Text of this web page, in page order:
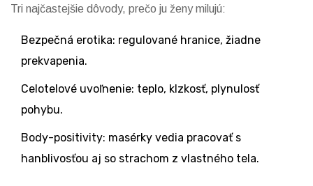
Tri najčastejšie dôvody, prečo ju ženy milujú:
Bezpečná erotika: regulované hranice, žiadne
prekvapenia.
Celotelové uvoľnenie: teplo, klzkosť, plynulosť
pohybu.
Body-positivity: masérky vedia pracovať s
hanblivosťou aj so strachom z vlastného tela.